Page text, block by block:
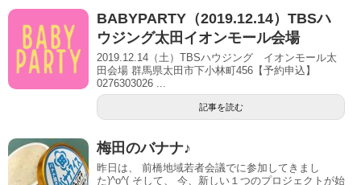
BABYPARTY（2019.12.14）TBSハ
ウジング太田イオンモール会場
2019.12.14（土）TBSハウジング イオンモール太
田会場 群馬県太田市下小林町456【予約申込】
0276303026 ...
記事を読む
梅田のバナナ♪
昨日は、 前橋地域若者会議でに参加してきまし
た)^o^( そして、 今、新しい１つのプロジェクトが始